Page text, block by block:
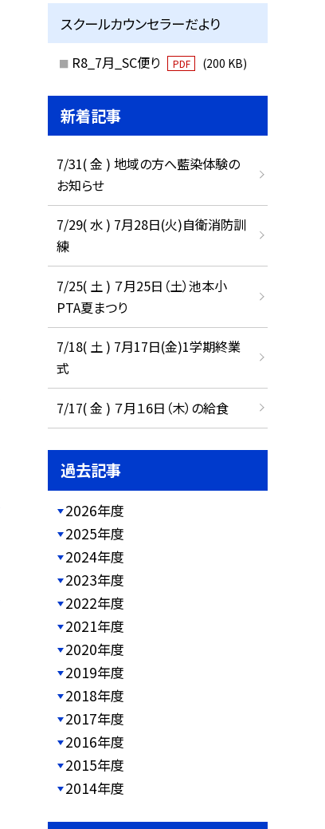
スクールカウンセラーだより
R8_7月_SC便り PDF (200 KB)
新着記事
7/31( 金 ) 地域の方へ藍染体験の
お知らせ
7/29( 水 ) 7月28日(火)自衛消防訓
練
7/25( 土 ) ７月25日（土）池本小
PTA夏まつり
7/18( 土 ) 7月17日(金)1学期終業
式
7/17( 金 ) ７月１6日（木）の給食
過去記事
2026年度
2025年度
2024年度
2023年度
2022年度
2021年度
2020年度
2019年度
2018年度
2017年度
2016年度
2015年度
2014年度